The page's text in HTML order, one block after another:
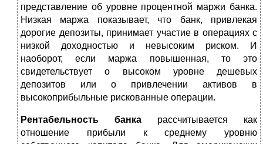
представление об уровне процент­ной маржи банка.
Низкая маржа показывает, что банк, при­влекая
дорогие депозиты, принимает участие в операциях с
низкой доходностью и невысоким риском. И
наоборот, если маржа повышенная, то это
свидетельствует о высоком уров­не дешевых
депозитов или о привлечении активов в
высокоприбыльные рискованные операции.
Рентабельность банка рассчитывается как
отношение прибыли к среднему уровню